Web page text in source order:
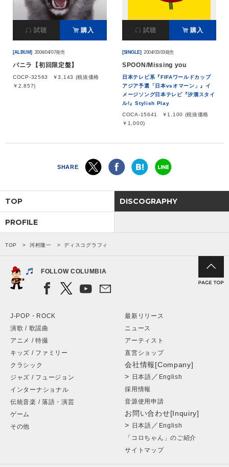
試聴 購入
[ALBUM] 2004/04/07発売
バニラ【初回限定盤】
COCP-32563
￥3,143 (税抜価格
￥2,857)
試聴 購入
[SINGLE] 2004/03/03発売
SPOON/Missing you
日本テレビ系『FIFAワールドカップ
アジア予選「日本vsオマーン」』イ
メージソング日本テレビ『汐溜スタイ
ル!』Stylish Play
COCA-15641
￥1,100 (税抜価格
￥1,000)
SHARE
TOP DISCOGRAPHY
PROFILE
TOP 河村隆一 ディスコグラフィ
FOLLOW COLUMBIA
J-POP・ROCK
演歌 / 歌謡曲
アニメ / 特撮
キッズ / ファミリー
クラシック
ジャズ / フュージョン
インターナショナル
伝統音楽 / 落語・演芸
ゲーム
その他
最新リリース
ニュース
アーティスト
直営ショップ
会社情報[Company]
> 日本語 ／ English
採用情報
音源使用申請
お問い合わせ[Inquiry]
> 日本語 ／ English
「コロちゃん」のご紹介
サイトマップ